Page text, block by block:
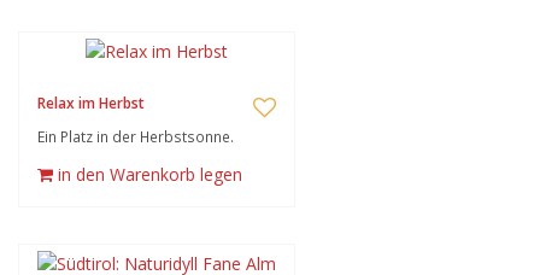
Relax im Herbst
Ein Platz in der Herbstsonne.
in den Warenkorb legen